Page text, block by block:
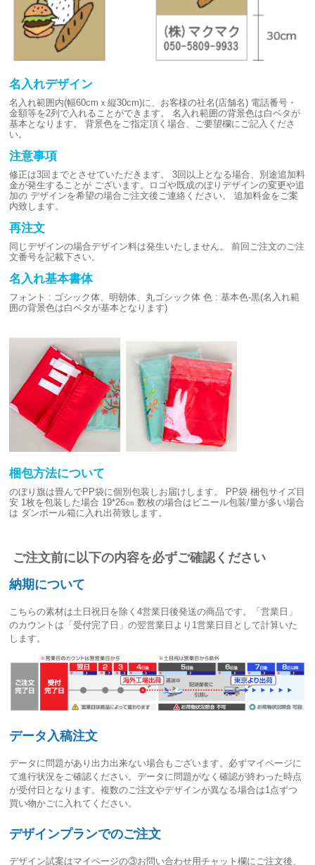
名入れデザイン
名入れ範囲内(幅60cmｘ縦30cm)に、お客様の社名(店舗名) 電話番号・
金額等を2列で入れることができます。
名入れ範囲の背景色は白ベタが
基本となります。
背景色をご指定頂く場合、ご要望欄にご記入くださ
い。
注意事項
修正は3回までとさせていただきます。
3回以上となる場合、別途追加料
金が発生することが ございます。ロゴや既成のぼりデザインの変更や追
加の デザインを希望の場合ご注文後ご連絡ください。
追加料金をご案
内致します。
再注文
同じデザインの場合デザイン料は発生いたしません。
前回ご注文のご注
文番号を記載下さい。
名入れ基本書体
フォント : ゴシック体、明朝体、丸ゴシック体 色 : 基本色-黒(名入れ範
囲の背景色は白ベタが基本となります)
梱包方法について
のぼり旗は畳んでPP袋に個別包装しお届けします。
PP袋 梱包サイズ目
安 1枚を包装した場合 19*26㎝ 数枚の場合はビニール包装/量が多い場合
は ダンボール箱に入れ出荷致します。
ご注文前に以下の内容を必ずご確認ください
納期について
こちらの素材は土日祝日を除く4営業日後発送の商品です。「営業日」
のカウントは「受付完了日」の翌営業日より1営業日目として計算いた
します。
データ入稿注文
データに問題があり出力出来ない場合もございます。必ずマイページに
て進行状況をご確認ください。データに問題がなく確認が終わった時点
が受付日 となります。複数のご注文やデザインが異なる場合は1点ずつ
買い物かごに入れてください。
デザインプランでのご注文
デザイン試案はマイページの③お問い合わせ用チャット欄にご注文後、